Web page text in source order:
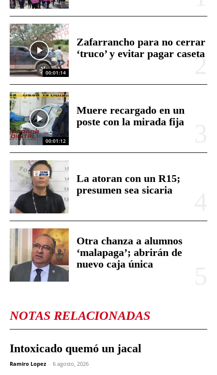
00:01:14
Zafarrancho para no cerrar
‘truco’ y evitar pagar caseta
00:01:12
Muere recargado en un
poste con la mirada fija
La atoran con un R15;
presumen sea sicaria
Otra chanza a alumnos
‘malapaga’; abrirán de
nuevo caja única
NOTAS RELACIONADAS
Intoxicado quemó un jacal
Ramiro Lopez - 6 agosto, 2026